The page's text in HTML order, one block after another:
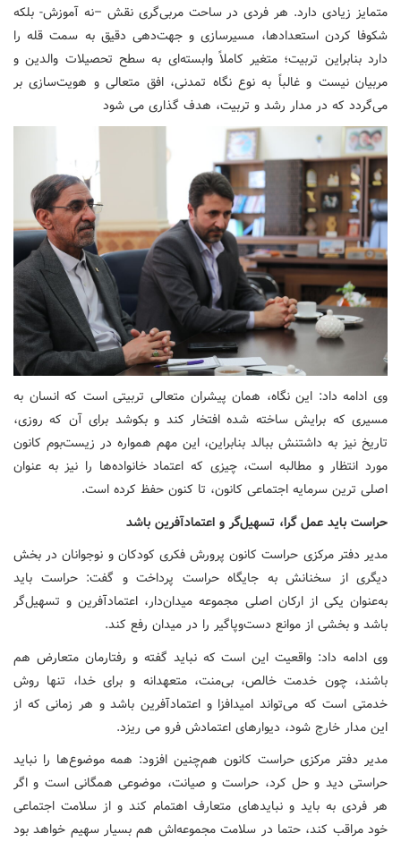
متمایز زیادی دارد. هر فردی در ساحت مربی‌گری نقش –نه آموزش- بلکه
شکوفا کردن استعدادها، مسیرسازی و جهت‌دهی دقیق به سمت قله را
دارد بنابراین تربیت؛ متغیر کاملاً وابسته‌ای به سطح تحصیلات والدین و
مربیان نیست و غالباً به نوع نگاه تمدنی، افق متعالی و هویت‌سازی بر
می‌گردد که در مدار رشد و تربیت، هدف گذاری می شود
وی ادامه داد: این نگاه، همان پیشران متعالی تربیتی است که انسان به
مسیری که برایش ساخته شده افتخار کند و بکوشد برای آن که روزی،
تاریخ نیز به داشتنش ببالد بنابراین، این مهم همواره در زیست‌بوم کانون
مورد انتظار و مطالبه است، چیزی که اعتماد خانواده‌ها را نیز به عنوان
اصلی ترین سرمایه اجتماعی کانون، تا کنون حفظ کرده است.
حراست باید عمل گرا، تسهیل‌گر و اعتمادآفرین باشد
مدیر دفتر مرکزی حراست کانون پرورش فکری کودکان و نوجوانان در بخش
دیگری از سخنانش به جایگاه حراست پرداخت و گفت: حراست باید
به‌عنوان یکی از ارکان اصلی مجموعه میدان‌دار، اعتمادآفرین و تسهیل‌گر
باشد و بخشی از موانع دست‌وپاگیر را در میدان رفع کند.
وی ادامه داد: واقعیت این است که نباید گفته و رفتارمان متعارض هم
باشند، چون خدمت خالص، بی‌منت، متعهدانه و برای خدا، تنها روش
خدمتی است که می‌تواند امیدافزا و اعتمادآفرین باشد و هر زمانی که از
این مدار خارج شود، دیوارهای اعتمادش فرو می ریزد.
مدیر دفتر مرکزی حراست کانون هم‌چنین افزود: همه موضوع‌ها را نباید
حراستی دید و حل کرد، حراست و صیانت، موضوعی همگانی است و اگر
هر فردی به باید و نبایدهای متعارف اهتمام کند و از سلامت اجتماعی
خود مراقب کند، حتما در سلامت مجموعه‌اش هم بسیار سهیم خواهد بود